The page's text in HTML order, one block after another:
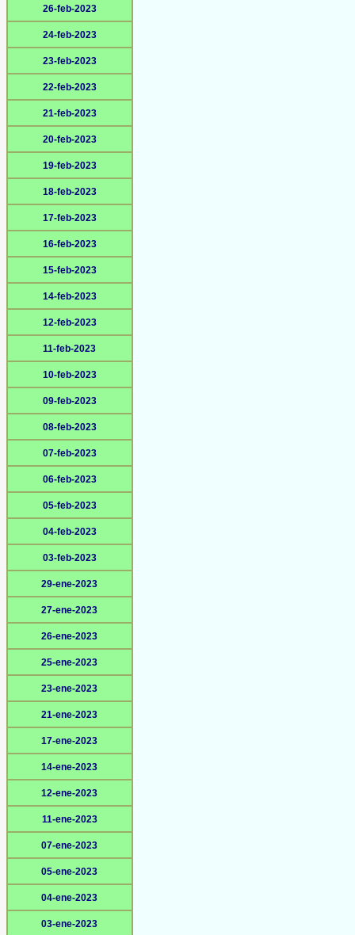
26-feb-2023
24-feb-2023
23-feb-2023
22-feb-2023
21-feb-2023
20-feb-2023
19-feb-2023
18-feb-2023
17-feb-2023
16-feb-2023
15-feb-2023
14-feb-2023
12-feb-2023
11-feb-2023
10-feb-2023
09-feb-2023
08-feb-2023
07-feb-2023
06-feb-2023
05-feb-2023
04-feb-2023
03-feb-2023
29-ene-2023
27-ene-2023
26-ene-2023
25-ene-2023
23-ene-2023
21-ene-2023
17-ene-2023
14-ene-2023
12-ene-2023
11-ene-2023
07-ene-2023
05-ene-2023
04-ene-2023
03-ene-2023